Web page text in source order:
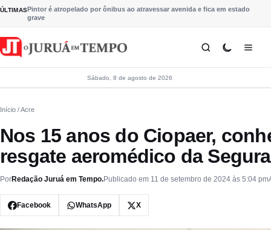
Pular para o conteúdo
ÚLTIMASPintor é atropelado por ônibus ao atravessar avenida e fica em estado
grave
Sábado, 8 de agosto de 2026
Início / Acre
Nos 15 anos do Ciopaer,
resgate aeromédico da
PorRedação Juruá em Tempo.Publicado em 11 de setembro de 2024 às 5:04 pm
Facebook WhatsApp X